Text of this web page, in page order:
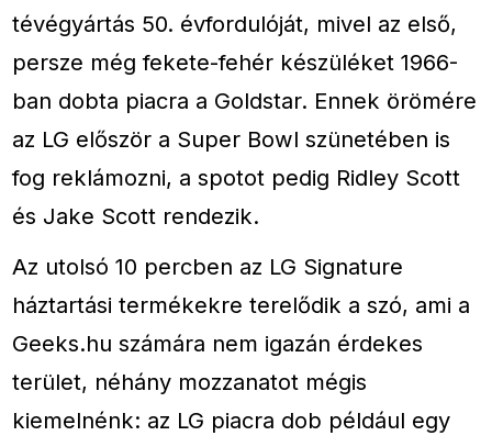
tévégyártás 50. évfordulóját, mivel az első,
persze még fekete-fehér készüléket 1966-
ban dobta piacra a Goldstar. Ennek örömére
az LG először a Super Bowl szünetében is
fog reklámozni, a spotot pedig Ridley Scott
és Jake Scott rendezik.
Az utolsó 10 percben az LG Signature
háztartási termékekre terelődik a szó, ami a
Geeks.hu számára nem igazán érdekes
terület, néhány mozzanatot mégis
kiemelnénk: az LG piacra dob például egy